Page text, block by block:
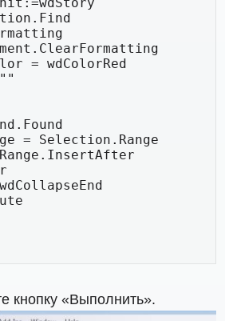
кнопку «Выполнить».